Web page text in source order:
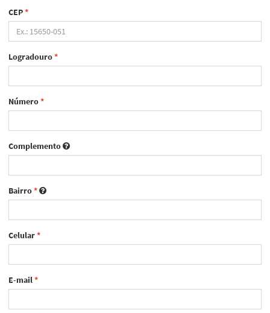
CEP*
Logradouro*
Número*
Complemento
Bairro*
Celular*
E-mail*